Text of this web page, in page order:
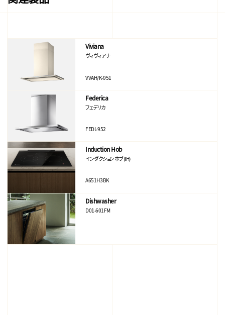
Viviana
ヴィヴィアナ
VVAH/K-951
Federica
フェデリカ
FEDL-952
Induction Hob
インダクションホブ(IH)
A651H3BK
Dishwasher
D01-601FM